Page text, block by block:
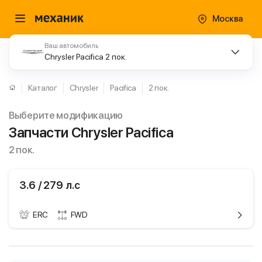
Москва
Ваш автомобиль
Chrysler Pacifica 2 пок.
Каталог Chrysler Pacifica 2 пок.
Выберите модификацию
Запчасти Chrysler Pacifica
2 пок.
3.6 / 279 л.с
ERC FWD
Chrysler Pacifica